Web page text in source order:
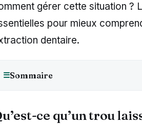
gérer cette situation ?
pour mieux
dentaire.
☰Sommaire
ce qu’un trou